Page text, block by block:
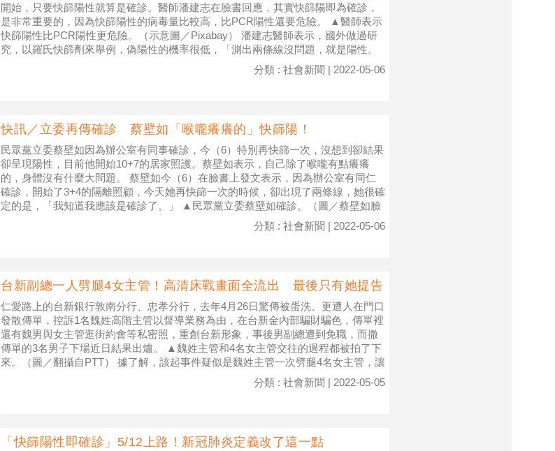
開始，只要快篩陽性就算是確診。醫師潘建志在臉書回應，其實快篩陽即為確診，
是非常重要的，因為快篩陽性的病毒量比較高，比PCR陽性還要危險。 ▲醫師表示
快篩陽性比PCR陽性更危險。（示意圖／Pixabay） 潘建志醫師表示，國外做過研
究，以羅氏快篩劑來舉例，偽陽性的機率很低，「測出兩條線沒問題，就是陽性。
分類 : 社會新聞 | 2022-05-06
快訊／立委再傳確診 蔡壁如「喉嚨癢癢的」快篩陽！
民眾黨立委蔡壁如因為辦公室有同事確診，今（6）特別再快篩一次，沒想到卻結果
卻呈現陽性，目前他開始10+7的居家照護。蔡壁如表示，自己除了喉嚨有點癢癢
的，身體沒有什麼大問題。 蔡壁如今（6）在臉書上發文表示，因為辦公室有同仁
確診，開始了3+4的隔離照顧，今天她再快篩一次的時候，卻出現了兩條線，她很確
定的是，「我知道我應該是確診了。」 ▲民眾黨立委蔡壁如確診。（圖／蔡壁如臉
分類 : 社會新聞 | 2022-05-06
台新副總一人劈腿4女主管！高清床戰畫面全流出 最後只有她提告
仁愛路上的台新銀行敦南分行、忠孝分行，去年4月26日驚傳被蛋洗、更遭人在門口
發散傳單，控訴1名魏姓高階主管以督導業務為由，在台新金內部騙財騙色，傳單裡
還有魏男與女主管逛街約會等私密照，重創台新形象，事後男副總遭到免職，而撒
傳單的3名男子下場近日結果出爐。 ▲魏姓主管和4名女主管交往的過程都被拍了下
來。（圖／翻攝自PTT） 據了解，該起事件疑似是魏姓主管一次劈腿4名女主管，讓
分類 : 社會新聞 | 2022-05-05
「快篩陽性即確診」5/12上路！新冠肺炎定義改了這一點